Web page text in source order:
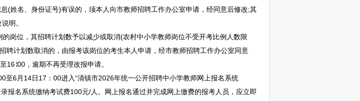
(姓名、身份证号)有误的，须本人向市教师招聘工作办公室申请，经同意后修改;其
明。
的岗位，其招聘计划数予以减少或取消(农村中小学教师岗位不受开考比例人数限
招聘计划数取消的，由报考该岗位的考生本人申请，经市教师招聘工作办公室同意
，逾期不再受理改报申请。
6月14日17：00进入“清镇市2026年统一公开招聘中小学教师网上报名系统
报名系统缴纳考试费100元/人。网上报名通过并完成网上缴费的报考人员，应立即